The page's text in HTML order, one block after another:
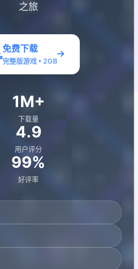
之旅
免费下载
完整版游戏 • 2GB
1M+
下载量
4.9
用户评分
99%
好评率